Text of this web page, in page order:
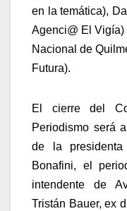
en la temática),
Agenci@ El
Nacional de
Futura).
El cierre del
Periodismo será
de la
Bonafini, el
intendente de
Tristán Bauer, ex